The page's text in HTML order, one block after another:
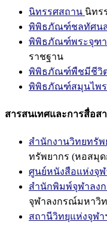
นิทรรศสถาน นิทร
พิพิธภัณฑ์ชลทัศน
พิพิธภัณฑ์พระจุฑา
ราชฐาน
พิพิธภัณฑ์พืชมีชีวิ
พิพิธภัณฑ์สมุนไพร
สารสนเทศและการสื่อส
สำนักงานวิทยทรั
ทรัพยากร (หอสมุด
ศูนย์หนังสือแห่งจุฬ
สำนักพิมพ์จุฬาลง
จุฬาลงกรณ์มหาวิ
สถานีวิทยุแห่งจุฬา